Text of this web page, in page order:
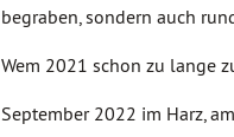
begraben, sondern auch
Wem 2021 schon zu lange
September 2022 im Harz,